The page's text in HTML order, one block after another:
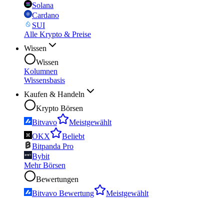
Solana
Cardano
SUI
Alle Krypto & Preise
Wissen
Wissen
Kolumnen
Wissensbasis
Kaufen & Handeln
Krypto Börsen
Bitvavo
Meistgewählt
OKX
Beliebt
Bitpanda Pro
Bybit
Mehr Börsen
Bewertungen
Bitvavo Bewertung
Meistgewählt